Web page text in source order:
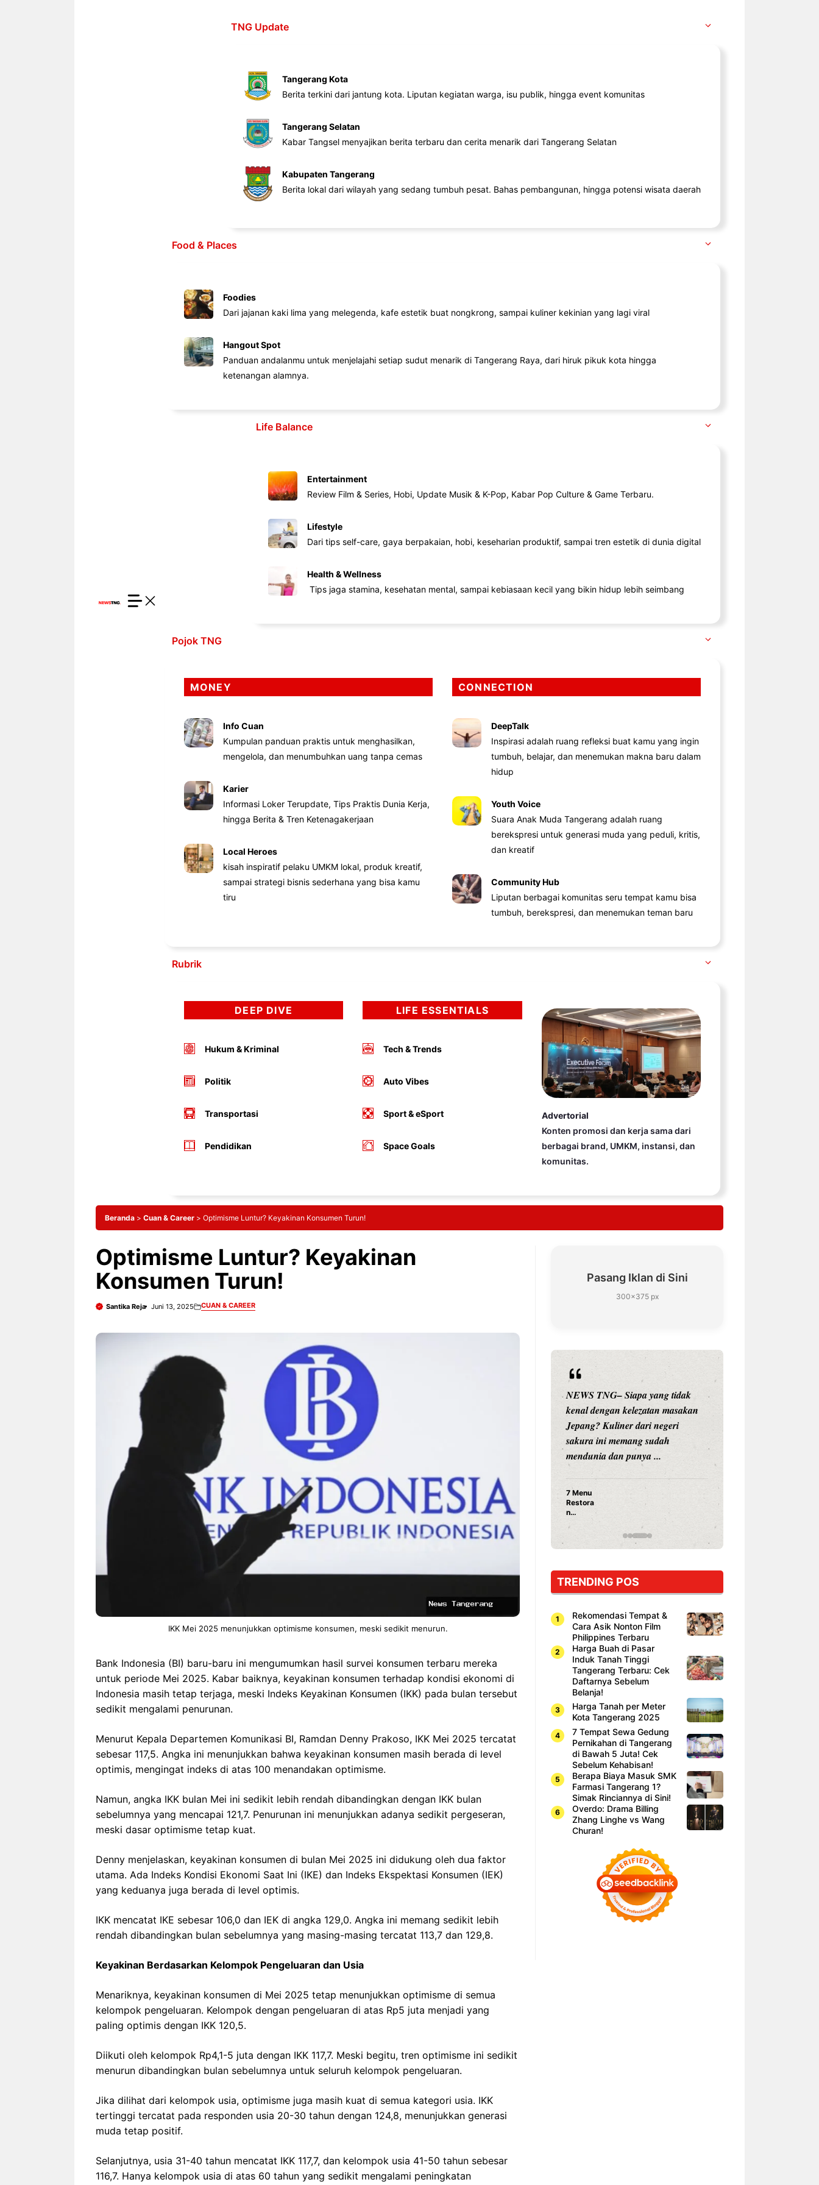
TNG Update
Tangerang Kota
Berita terkini dari jantung kota. Liputan kegiatan warga, isu publik, hingga event komunitas
Tangerang Selatan
Kabar Tangsel menyajikan berita terbaru dan cerita menarik dari Tangerang Selatan
Kabupaten Tangerang
Berita lokal dari wilayah yang sedang tumbuh pesat. Bahas pembangunan, hingga potensi wisata daerah
Food & Places
Foodies
Dari jajanan kaki lima yang melegenda, kafe estetik buat nongkrong, sampai kuliner kekinian yang lagi viral
Hangout Spot
Panduan andalanmu untuk menjelajahi setiap sudut menarik di Tangerang Raya, dari hiruk pikuk kota hingga
ketenangan alamnya.
Life Balance
Entertainment
Review Film & Series, Hobi, Update Musik & K-Pop, Kabar Pop Culture & Game Terbaru.
Lifestyle
Dari tips self-care, gaya berpakaian, hobi, keseharian produktif, sampai tren estetik di dunia digital
Health & Wellness
Tips jaga stamina, kesehatan mental, sampai kebiasaan kecil yang bikin hidup lebih seimbang
Pojok TNG
MONEY
Info Cuan
Kumpulan panduan praktis untuk menghasilkan,
mengelola, dan menumbuhkan uang tanpa cemas
Karier
Informasi Loker Terupdate, Tips Praktis Dunia Kerja,
hingga Berita & Tren Ketenagakerjaan
Local Heroes
kisah inspiratif pelaku UMKM lokal, produk kreatif,
sampai strategi bisnis sederhana yang bisa kamu
tiru
CONNECTION
DeepTalk
Inspirasi adalah ruang refleksi buat kamu yang ingin
tumbuh, belajar, dan menemukan makna baru dalam
hidup
Youth Voice
Suara Anak Muda Tangerang adalah ruang
berekspresi untuk generasi muda yang peduli, kritis,
dan kreatif
Community Hub
Liputan berbagai komunitas seru tempat kamu bisa
tumbuh, berekspresi, dan menemukan teman baru
Rubrik
DEEP DIVE
Hukum & Kriminal
Politik
Transportasi
Pendidikan
LIFE ESSENTIALS
Tech & Trends
Auto Vibes
Sport & eSport
Space Goals
Advertorial
Konten promosi dan kerja sama dari
berbagai brand, UMKM, instansi, dan
komunitas.
Beranda > Cuan & Career > Optimisme Luntur? Keyakinan Konsumen Turun!
Optimisme Luntur? Keyakinan
Konsumen Turun!
Santika Reja Juni 13, 2025 CUAN & CAREER
IKK Mei 2025 menunjukkan optimisme konsumen, meski sedikit menurun.
Bank Indonesia (BI) baru-baru ini mengumumkan hasil survei konsumen terbaru mereka
untuk periode Mei 2025. Kabar baiknya, keyakinan konsumen terhadap kondisi ekonomi di
Indonesia masih tetap terjaga, meski Indeks Keyakinan Konsumen (IKK) pada bulan tersebut
sedikit mengalami penurunan.
Menurut Kepala Departemen Komunikasi BI, Ramdan Denny Prakoso, IKK Mei 2025 tercatat
sebesar 117,5. Angka ini menunjukkan bahwa keyakinan konsumen masih berada di level
optimis, mengingat indeks di atas 100 menandakan optimisme.
Namun, angka IKK bulan Mei ini sedikit lebih rendah dibandingkan dengan IKK bulan
sebelumnya yang mencapai 121,7. Penurunan ini menunjukkan adanya sedikit pergeseran,
meski dasar optimisme tetap kuat.
Denny menjelaskan, keyakinan konsumen di bulan Mei 2025 ini didukung oleh dua faktor
utama. Ada Indeks Kondisi Ekonomi Saat Ini (IKE) dan Indeks Ekspektasi Konsumen (IEK)
yang keduanya juga berada di level optimis.
IKK mencatat IKE sebesar 106,0 dan IEK di angka 129,0. Angka ini memang sedikit lebih
rendah dibandingkan bulan sebelumnya yang masing-masing tercatat 113,7 dan 129,8.
Keyakinan Berdasarkan Kelompok Pengeluaran dan Usia
Menariknya, keyakinan konsumen di Mei 2025 tetap menunjukkan optimisme di semua
kelompok pengeluaran. Kelompok dengan pengeluaran di atas Rp5 juta menjadi yang
paling optimis dengan IKK 120,5.
Diikuti oleh kelompok Rp4,1-5 juta dengan IKK 117,7. Meski begitu, tren optimisme ini sedikit
menurun dibandingkan bulan sebelumnya untuk seluruh kelompok pengeluaran.
Jika dilihat dari kelompok usia, optimisme juga masih kuat di semua kategori usia. IKK
tertinggi tercatat pada responden usia 20-30 tahun dengan 124,8, menunjukkan generasi
muda tetap positif.
Selanjutnya, usia 31-40 tahun mencatat IKK 117,7, dan kelompok usia 41-50 tahun sebesar
116,7. Hanya kelompok usia di atas 60 tahun yang sedikit mengalami peningkatan
Pasang Iklan di Sini
300×375 px
NEWS TNG– Siapa sangka, dua
nama besar di dunia hiburan,
Prasetyo, kini merambah dunia
Nunung Srimulat & Vicky
Prasetyo Buka Restoran
Ayam Panggang! Cuma Rp
15 Ribu, Resep Rahasia
NEWS TNG– Bandung –
Menyambut pergantian tahun
2026, restoran all you can eat
Kakkoii All You Can Eat Bandung
menghadirkan ...
Sambut 2026, Kakkoii
Bandung Hadirkan Pesta All
You Can Eat Mulai Rp
Dari Iseng Jadi Cuan: Kisah
TUM_ATUL yang Ubah
Hampers Jadi Bisnis Kece
NEWS TNG– Siapa yang tidak
kenal dengan kelezatan masakan
Jepang? Kuliner dari negeri
sakura ini memang sudah
mendunia dan punya ...
7 Menu
Restora
n
yang
Dicoba,
Cuma
Sushi!
TRENDING POS
Rekomendasi Tempat &
Cara Asik Nonton Film
Philippines Terbaru
Harga Buah di Pasar
Induk Tanah Tinggi
Tangerang Terbaru: Cek
Daftarnya Sebelum
Belanja!
Harga Tanah per Meter
Kota Tangerang 2025
7 Tempat Sewa Gedung
Pernikahan di Tangerang
di Bawah 5 Juta! Cek
Sebelum Kehabisan!
Berapa Biaya Masuk SMK
Farmasi Tangerang 1?
Simak Rinciannya di Sini!
Overdo: Drama Billing
Zhang Linghe vs Wang
Churan!